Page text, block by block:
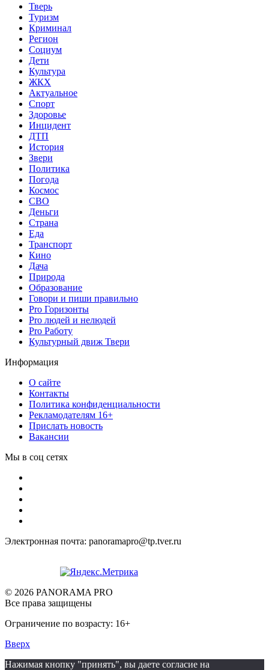
Тверь
Туризм
Криминал
Регион
Социум
Дети
Культура
ЖКХ
Актуальное
Спорт
Здоровье
Инцидент
ДТП
История
Звери
Политика
Погода
Космос
СВО
Деньги
Страна
Еда
Транспорт
Кино
Дача
Природа
Образование
Говори и пиши правильно
Pro Горизонты
Pro людей и нелюдей
Pro Работу
Культурный движ Твери
Информация
О сайте
Контакты
Политика конфиденциальности
Рекламодателям 16+
Прислать новость
Вакансии
Мы в соц сетях
Электронная почта: panoramapro@tp.tver.ru
© 2026 PANORAMA PRO
Все права защищены
Ограничение по возрасту: 16+
Вверх
Нажимая кнопку "принять", вы даете согласие на